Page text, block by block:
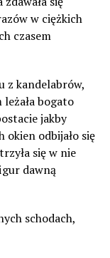
w ciężkich
czasem
z kandelabrów,
bogato
jakby
odbijało się
się w nie
dawną
schodach,